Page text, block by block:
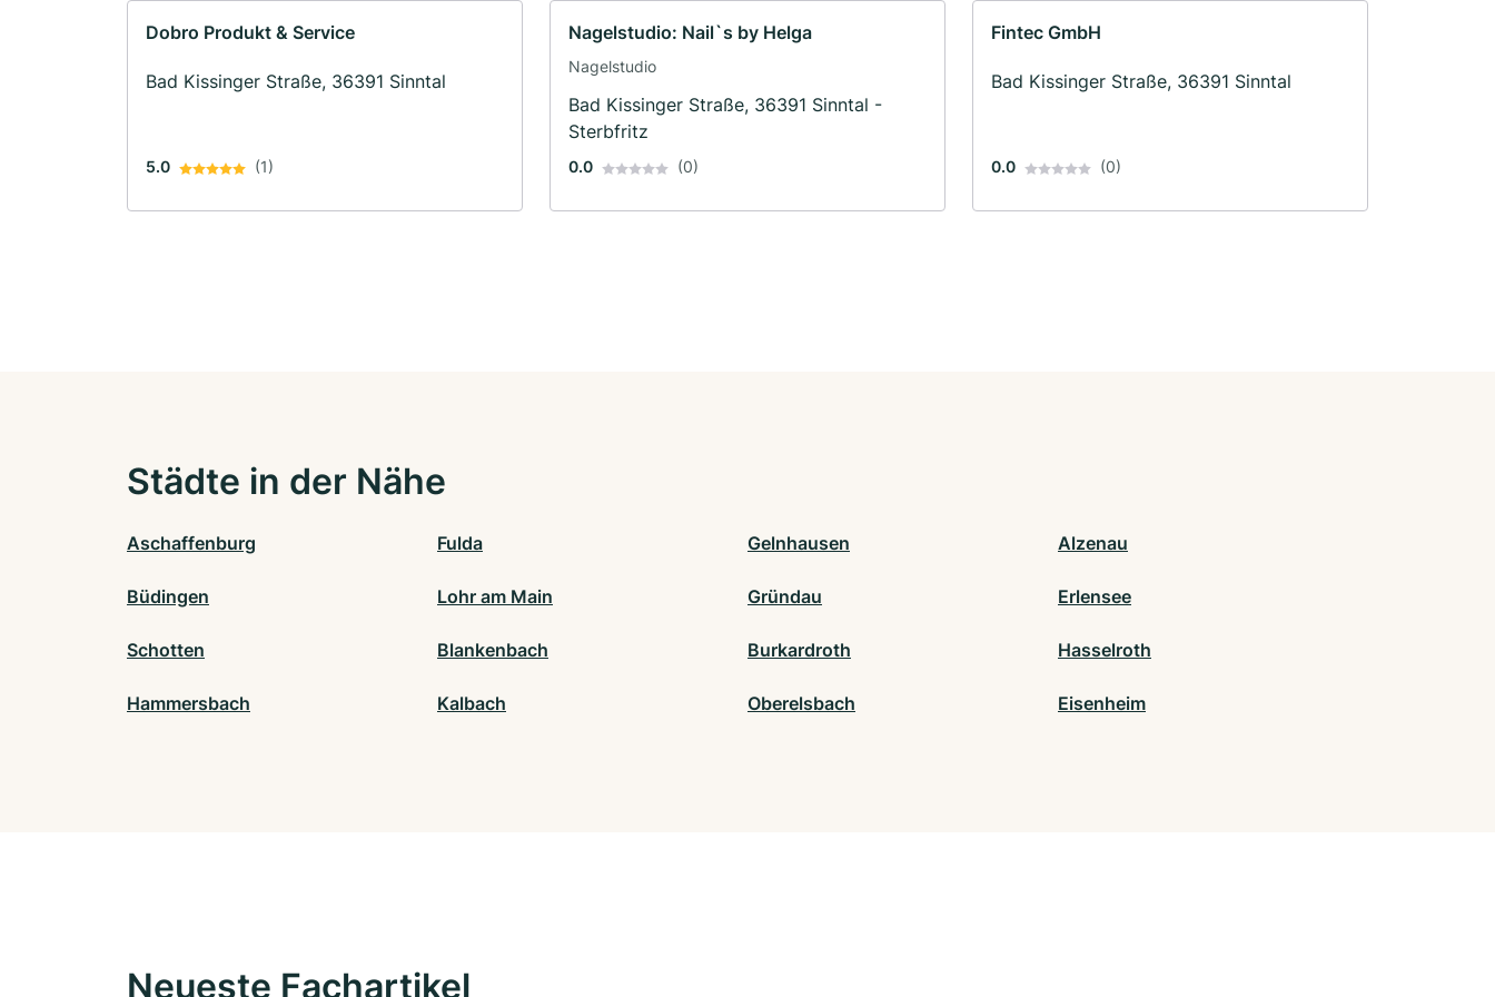
Dobro Produkt & Service
Bad Kissinger Straße, 36391 Sinntal
5.0 (1)
Nagelstudio: Nail`s by Helga
Nagelstudio
Bad Kissinger Straße, 36391 Sinntal -
Sterbfritz
0.0 (0)
Fintec GmbH
Bad Kissinger Straße, 36391 Sinntal
0.0 (0)
Städte in der Nähe
Aschaffenburg Fulda Gelnhausen Alzenau
Büdingen Lohr am Main Gründau Erlensee
Schotten Blankenbach Burkardroth Hasselroth
Hammersbach Kalbach Oberelsbach Eisenheim
Neueste Fachartikel